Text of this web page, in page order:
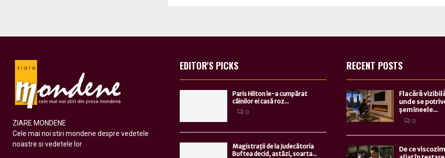
ZIARE MONDENE
Cele mai noi stiri mondene despre vedetele
noastre si vedetele lor
EDITOR'S PICKS
Paris Hilton le-a cumpărat
câinilor ei casă roz...
0
Magistraţii de la Judecătoria
Buftea decid, astăzi, soarta...
RECENT POSTS
Flacără
unde se
șemineele...
0
De ce